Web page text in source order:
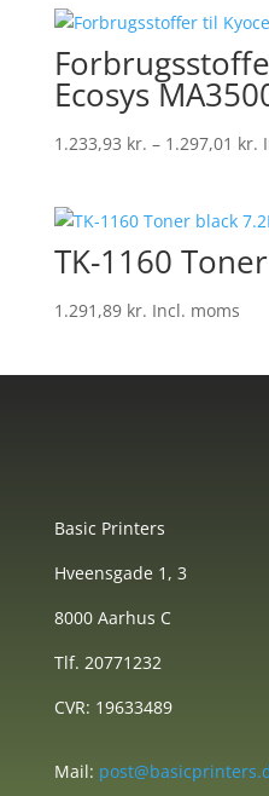
Ecosys
1.233,93 kr. – 1.297,01 kr.
TK-1160
1.291,89 kr. Incl. moms
Basic Printers
Hveensgade 1, 3
8000 Aarhus C
Tlf. 20771232
CVR: 19633489
Mail: